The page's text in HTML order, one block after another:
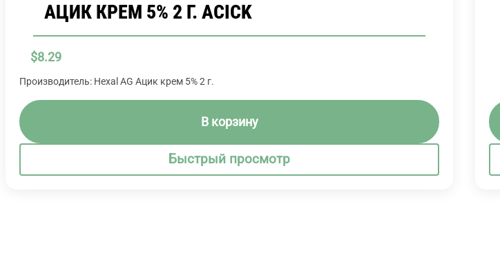
АЦИК КРЕМ 5% 2 Г. ACICK
$8.29
Производитель: Hexal AG Ацик крем 5% 2 г.
В корзину
Быстрый просмотр